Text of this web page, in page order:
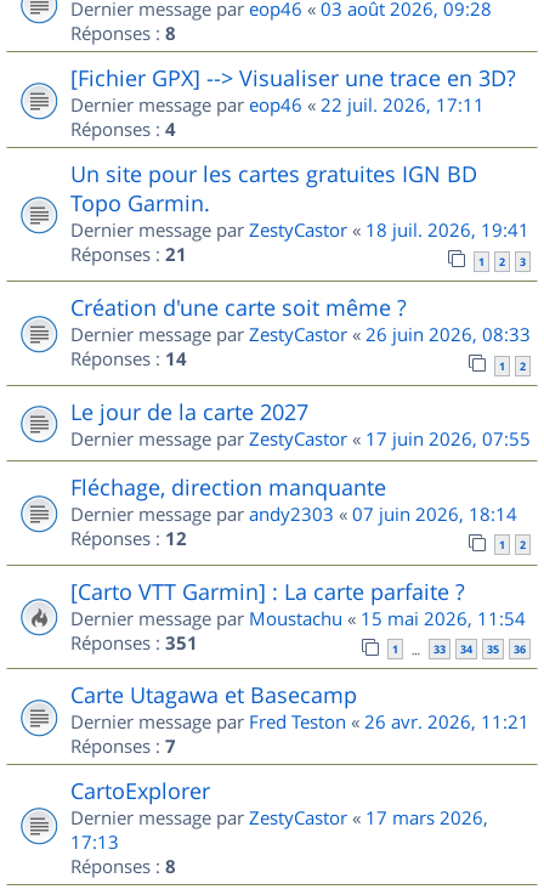
Dernier message par eop46 « 03 août 2026, 09:28
Réponses : 8
[Fichier GPX] --> Visualiser une trace en 3D?
Dernier message par eop46 « 22 juil. 2026, 17:11
Réponses : 4
Un site pour les cartes gratuites IGN BD
Topo Garmin.
Dernier message par ZestyCastor « 18 juil. 2026, 19:41
Réponses : 21 1 2 3
Création d'une carte soit même ?
Dernier message par ZestyCastor « 26 juin 2026, 08:33
Réponses : 14 1 2
Le jour de la carte 2027
Dernier message par ZestyCastor « 17 juin 2026, 07:55
Fléchage, direction manquante
Dernier message par andy2303 « 07 juin 2026, 18:14
Réponses : 12 1 2
[Carto VTT Garmin] : La carte parfaite ?
Dernier message par Moustachu « 15 mai 2026, 11:54
Réponses : 351 1 … 33 34 35 36
Carte Utagawa et Basecamp
Dernier message par Fred Teston « 26 avr. 2026, 11:21
Réponses : 7
CartoExplorer
Dernier message par ZestyCastor « 17 mars 2026,
17:13
Réponses : 8